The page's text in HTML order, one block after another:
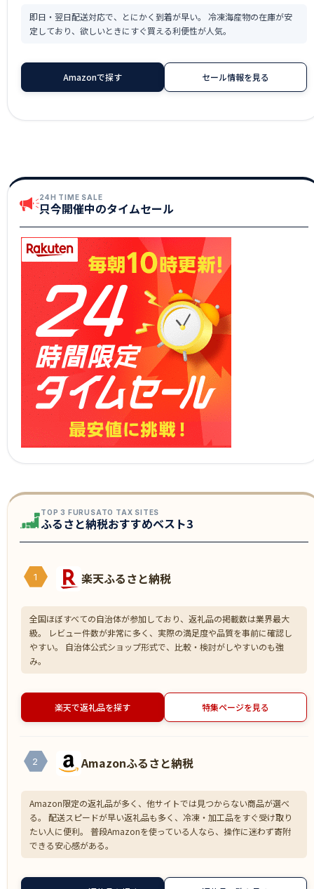
即日・翌日配送対応で、とにかく到着が早い。 冷凍海産物の在庫が安
定しており、欲しいときにすぐ買える利便性が人気。
Amazonで探す セール情報を見る
24H TIME SALE
只今開催中のタイムセール
TOP 3 FURUSATO TAX SITES
ふるさと納税おすすめベスト3
1 楽天ふるさと納税
全国ほぼすべての自治体が参加しており、返礼品の掲載数は業界最大
級。 レビュー件数が非常に多く、実際の満足度や品質を事前に確認し
やすい。 自治体公式ショップ形式で、比較・検討がしやすいのも強
み。
楽天で返礼品を探す 特集ページを見る
2 Amazonふるさと納税
Amazon限定の返礼品が多く、他サイトでは見つからない商品が選べ
る。 配送スピードが早い返礼品も多く、冷凍・加工品をすぐ受け取り
たい人に便利。 普段Amazonを使っている人なら、操作に迷わず寄附
できる安心感がある。